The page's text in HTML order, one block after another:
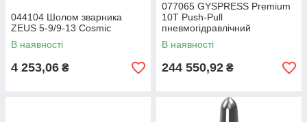
044104 Шолом зварника
ZEUS 5-9/9-13 Cosmic
В наявності
4 253,06 ₴
077065 GYSPRESS Premium
10T Push-Pull
пневмогідравлічний
заклепочник для ремонту
кузовів
В наявності
244 550,92 ₴